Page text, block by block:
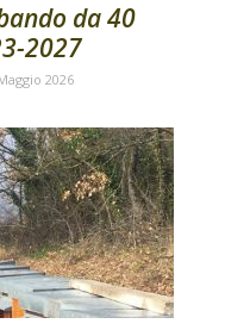
da 40
2027
2026